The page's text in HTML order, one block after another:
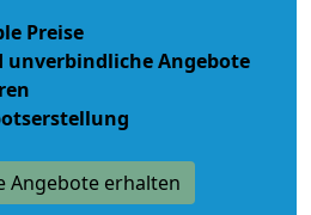
Preise
unverbindliche Angebote
Angebote erhalten